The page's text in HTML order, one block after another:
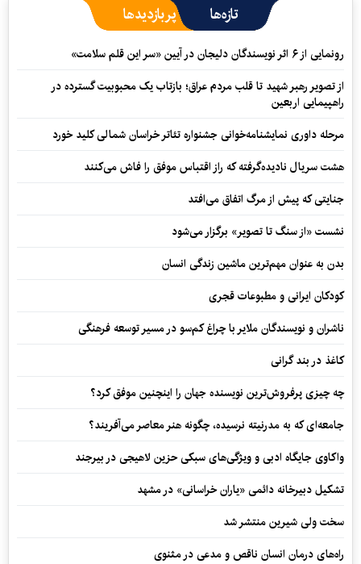
تازه‌ها پربازدیدها
رونمایی از ۶ اثر نویسندگان دلیجان در آیین «سر این قلم سلامت»
از تصویر رهبر شهید تا قلب مردم عراق؛ بازتاب یک محبوبیت گسترده در
راهپیمایی اربعین
مرحله داوری نمایشنامه‌خوانی جشنواره تئاتر خراسان شمالی کلید خورد
هشت سریال نادیده‌گرفته که راز اقتباس موفق را فاش می‌کنند
جنایتی که پیش از مرگ اتفاق می‌افتد
نشست «از سنگ تا تصویر» برگزار می‌شود
بدن به عنوان مهم‌ترین ماشین زندگی انسان
کودکان ایرانی و مطبوعات قجری
ناشران و نویسندگان ملایر با چراغ کم‌سو در مسیر توسعه فرهنگی
کاغذ در بند گرانی
چه چیزی پرفروش‌ترین نویسنده جهان را اینچنین موفق کرد؟
جامعه‌ای که به مدرنیته نرسیده، چگونه هنر معاصر می‌آفریند؟
واکاوی جایگاه ادبی و ویژگی‌های سبکی حزین لاهیجی در بیرجند
تشکیل دبیرخانه دائمی «یاران خراسانی» در مشهد
سخت ولی شیرین منتشر شد
راه‌های درمان انسان ناقص و مدعی در مثنوی